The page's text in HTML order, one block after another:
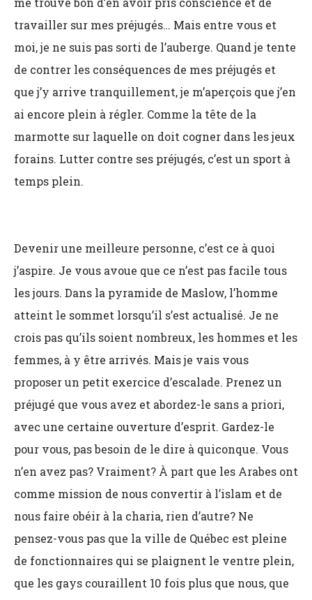
travailler sur mes préjugés… Mais entre vous et
moi, je ne suis pas sorti de l’auberge. Quand je tente
de contrer les conséquences de mes préjugés et
que j’y arrive tranquillement, je m’aperçois que j’en
ai encore plein à régler. Comme la tête de la
marmotte sur laquelle on doit cogner dans les jeux
forains. Lutter contre ses préjugés, c’est un sport à
temps plein.
Devenir une meilleure personne, c’est ce à quoi
j’aspire. Je vous avoue que ce n’est pas facile tous
les jours. Dans la pyramide de Maslow, l’homme
atteint le sommet lorsqu’il s’est actualisé. Je ne
crois pas qu’ils soient nombreux, les hommes et les
femmes, à y être arrivés. Mais je vais vous
proposer un petit exercice d’escalade. Prenez un
préjugé que vous avez et abordez-le sans a priori,
avec une certaine ouverture d’esprit. Gardez-le
pour vous, pas besoin de le dire à quiconque. Vous
n’en avez pas? Vraiment? À part que les Arabes ont
comme mission de nous convertir à l’islam et de
nous faire obéir à la charia, rien d’autre? Ne
pensez-vous pas que la ville de Québec est pleine
de fonctionnaires qui se plaignent le ventre plein,
que les gays couraillent 10 fois plus que nous, que